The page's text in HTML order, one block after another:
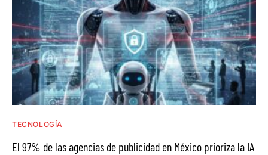
TECNOLOGÍA
El 97% de las agencias de publicidad en México prioriza la IA